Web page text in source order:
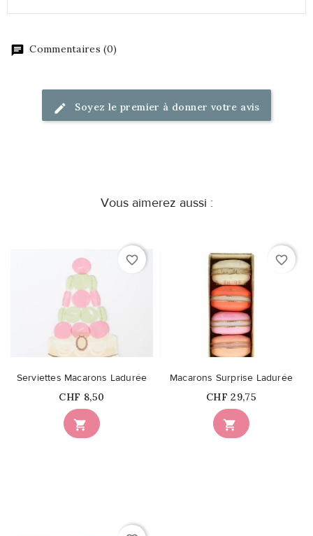
Commentaires (0)
Soyez le premier à donner votre avis
Vous aimerez aussi :
favorite_border

Serviettes Macarons Ladurée
Prix
CHF 8,50
favorite_border

Macarons Surprise Ladurée
Prix
CHF 29,75